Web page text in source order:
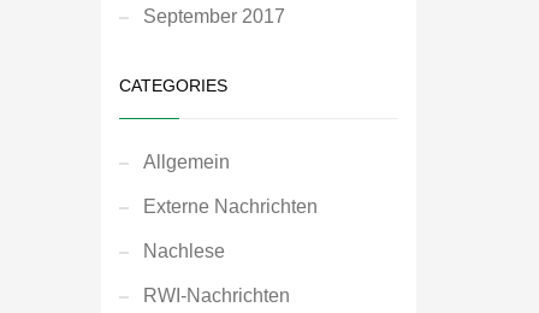
September 2017
CATEGORIES
Allgemein
Externe Nachrichten
Nachlese
RWI-Nachrichten